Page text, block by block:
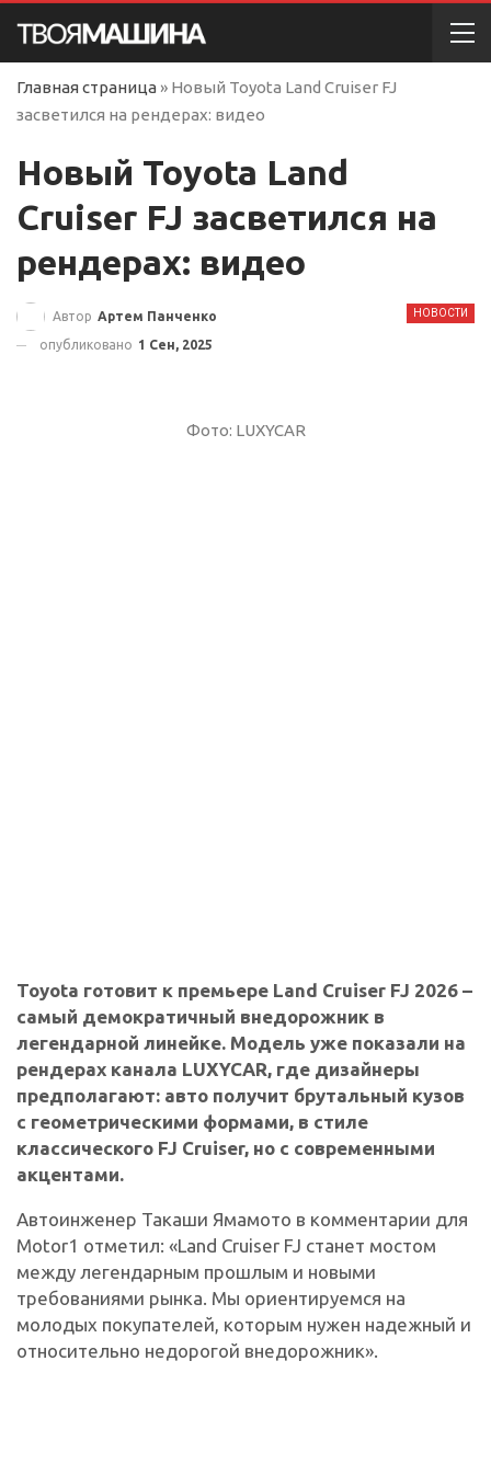
Главная страница » Новый Toyota Land Cruiser FJ
засветился на рендерах: видео
Новый Toyota Land
Cruiser FJ засветился на
рендерах: видео
НОВОСТИ
Автор Артем Панченко
опубликовано 1 Сен, 2025
Фото: LUXYCAR
Toyota готовит к премьере Land Cruiser FJ 2026 –
самый демократичный внедорожник в
легендарной линейке. Модель уже показали на
рендерах канала LUXYCAR, где дизайнеры
предполагают: авто получит брутальный кузов
с геометрическими формами, в стиле
классического FJ Cruiser, но с современными
акцентами.
Автоинженер Такаши Ямамото в комментарии для
Motor1 отметил: «Land Cruiser FJ станет мостом
между легендарным прошлым и новыми
требованиями рынка. Мы ориентируемся на
молодых покупателей, которым нужен надежный и
относительно недорогой внедорожник».